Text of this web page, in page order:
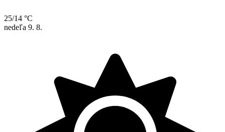
25/14 °C
nedeľa 9. 8.